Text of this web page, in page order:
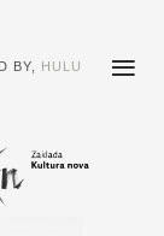
BY,
HULU